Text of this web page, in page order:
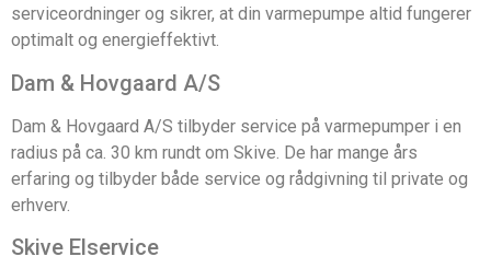
serviceordninger og sikrer, at din varmepumpe altid fungerer
optimalt og energieffektivt.
Dam & Hovgaard A/S
Dam & Hovgaard A/S tilbyder service på varmepumper i en
radius på ca. 30 km rundt om Skive. De har mange års
erfaring og tilbyder både service og rådgivning til private og
erhverv.
Skive Elservice